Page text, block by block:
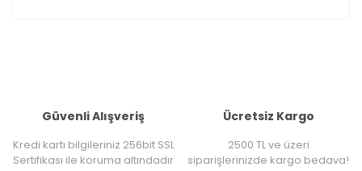
Güvenli Alışveriş
Kredi kartı bilgileriniz 256bit SSL
Sertifikası ile koruma altındadır
Ücretsiz Kargo
2500 TL ve üzeri
siparişlerinizde kargo bedava!